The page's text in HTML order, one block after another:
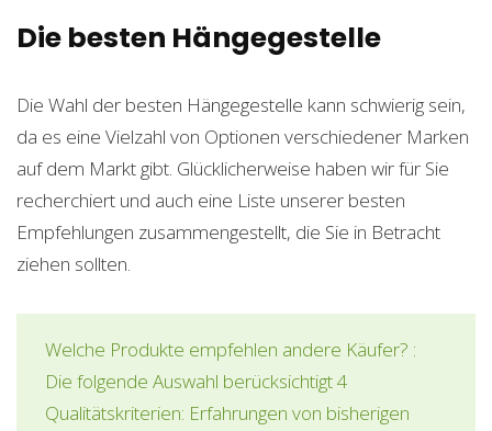
Die besten Hängegestelle
Die Wahl der besten Hängegestelle kann schwierig sein,
da es eine Vielzahl von Optionen verschiedener Marken
auf dem Markt gibt. Glücklicherweise haben wir für Sie
recherchiert und auch eine Liste unserer besten
Empfehlungen zusammengestellt, die Sie in Betracht
ziehen sollten.
Welche Produkte empfehlen andere Käufer? :
Die folgende Auswahl berücksichtigt 4
Qualitätskriterien: Erfahrungen von bisherigen